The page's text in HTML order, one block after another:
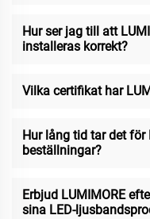
Hur ser jag till att
installeras korrekt?
Vilka certifikat har
Hur lång tid tar det för
beställningar?
Erbjud LUMIMORE
sina LED-